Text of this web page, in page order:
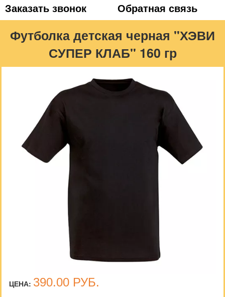
Заказать звонок
Обратная связь
Футболка детская черная "ХЭВИ
СУПЕР КЛАБ" 160 гр
ЦЕНА: 390.00 РУБ.